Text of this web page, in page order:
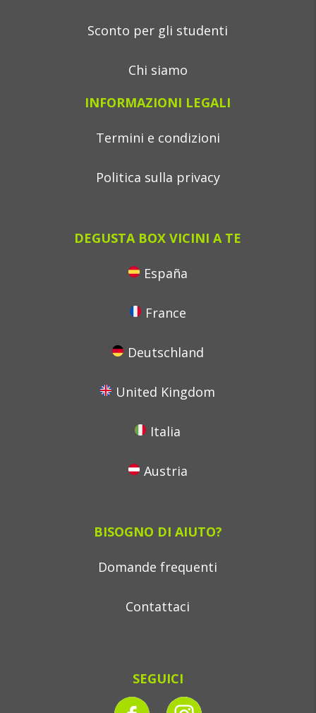
Sconto per gli studenti
Chi siamo
INFORMAZIONI LEGALI
Termini e condizioni
Politica sulla privacy
DEGUSTA BOX VICINI A TE
España
France
Deutschland
United Kingdom
Italia
Austria
BISOGNO DI AIUTO?
Domande frequenti
Contattaci
SEGUICI